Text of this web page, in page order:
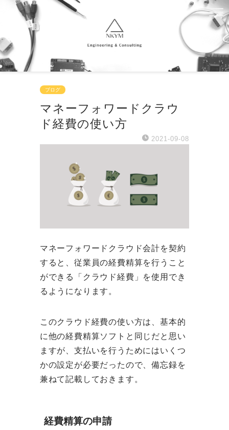
ブログ
マネーフォワードクラウ
ド経費の使い方
2021-09-08
マネーフォワードクラウド会計を契約
すると、従業員の経費精算を行うこと
ができる「クラウド経費」を使用でき
るようになります。
このクラウド経費の使い方は、基本的
に他の経費精算ソフトと同じだと思い
ますが、支払いを行うためにはいくつ
かの設定が必要だったので、備忘録を
兼ねて記載しておきます。
経費精算の申請